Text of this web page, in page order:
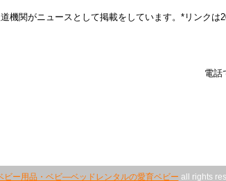
機関がニュースとして掲載をしています。*リンクは
電話
ビー用品・ベビ―ベッドレンタルの愛育ベビー all rights